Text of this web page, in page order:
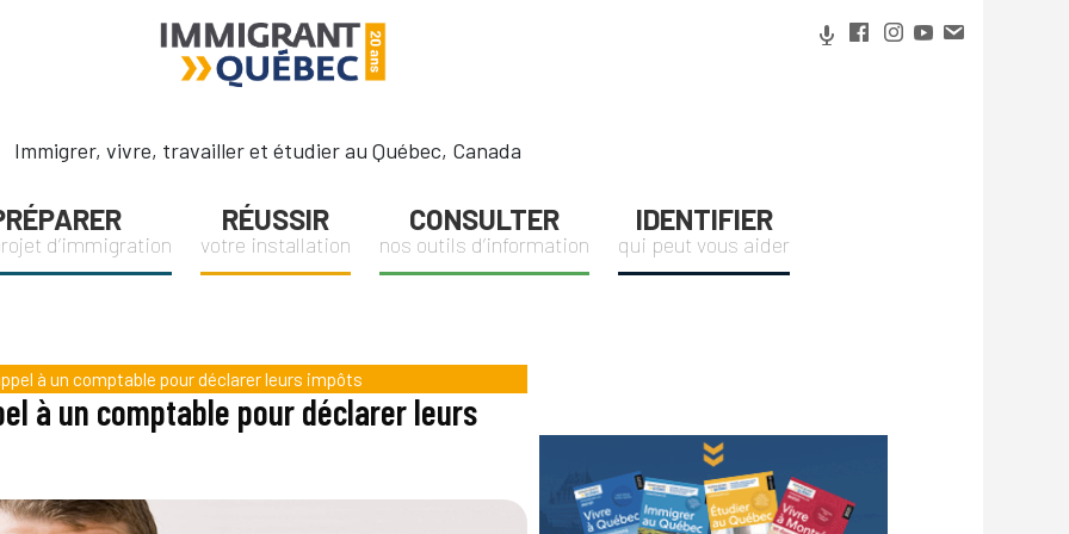
Immigrer, vivre, travailler et étudier au Québec, Canada
d’immigration
RÉUSSIR
votre installation
CONSULTER
nos outils d’information
IDENTIFIER
qui peut vous aider
à un comptable pour déclarer leurs impôts
à un comptable pour déclarer leurs